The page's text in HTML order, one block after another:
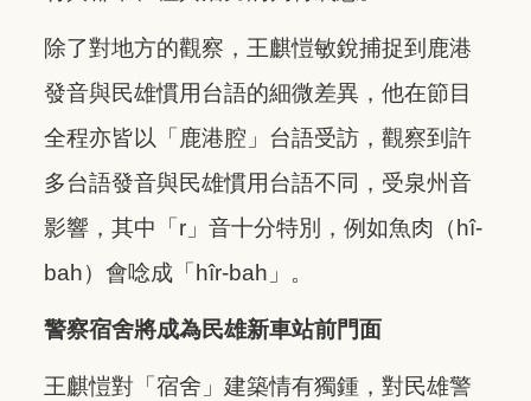
除了對地方的觀察，王麒愷敏銳捕捉到鹿港
發音與民雄慣用台語的細微差異，他在節目
全程亦皆以「鹿港腔」台語受訪，觀察到許
多台語發音與民雄慣用台語不同，受泉州音
影響，其中「r」音十分特別，例如魚肉（hî-
bah）會唸成「hîr-bah」。
警察宿舍將成為民雄新車站前門面
王麒愷對「宿舍」建築情有獨鍾，對民雄警